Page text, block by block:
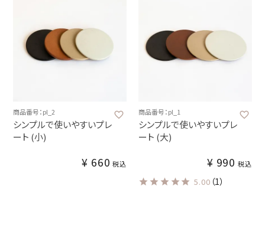
商品番号：pl_2
シンプルで使いやすいプレ
ート (小)
¥ 660 税込
商品番号：pl_1
シンプルで使いやすいプレ
ート (大)
¥ 990 税込
5.00 （1）